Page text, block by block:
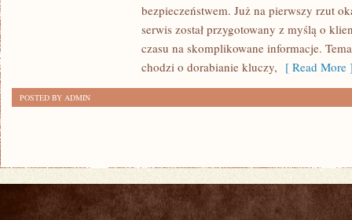
bezpieczeństwem. Już na pierwszy rzut
serwis został przygotowany z myślą o
czasu na skomplikowane informacje.
chodzi o dorabianie kluczy, [ Read More
POSTED BY ADMIN